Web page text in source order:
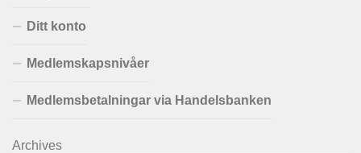
Ditt konto
Medlemskapsnivåer
Medlemsbetalningar via Handelsbanken
Archives